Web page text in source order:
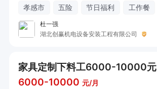
孝感市 五险 节日福利 工作餐
杜一强
湖北创赢机电设备安装工程有限公司
家具定制下料工6000-10000元
6000-10000 元/月